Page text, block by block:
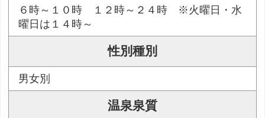
６時～１０時 １２時～２４時 ※火曜日・水
曜日は１４時～
性別種別
男女別
温泉泉質